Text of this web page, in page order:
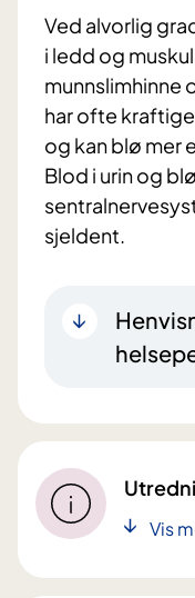
Ved alvorlig
i ledd og
munnslimhinne
har ofte
og kan blø mer
Blod i urin og
sjeldent.
Vis